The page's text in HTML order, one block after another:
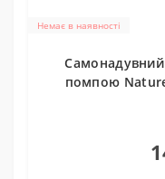
Немає в наявності
помпою